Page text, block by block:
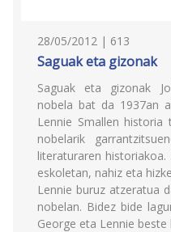
28/05/2012 | 613
Saguak eta gizonak
Saguak eta gizonak
nobela bat da 1937an
Lennie Smallen
nobelarik
literaturaren
eskoletan, nahiz eta
Lennie buruz atzeratua
nobelan. Bidez bide
George eta Lennie